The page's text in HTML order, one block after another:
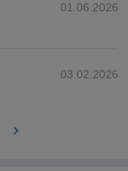
01.06.2026
03.02.2026